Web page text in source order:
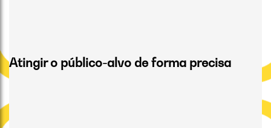
Atingir o público-alvo de forma precisa